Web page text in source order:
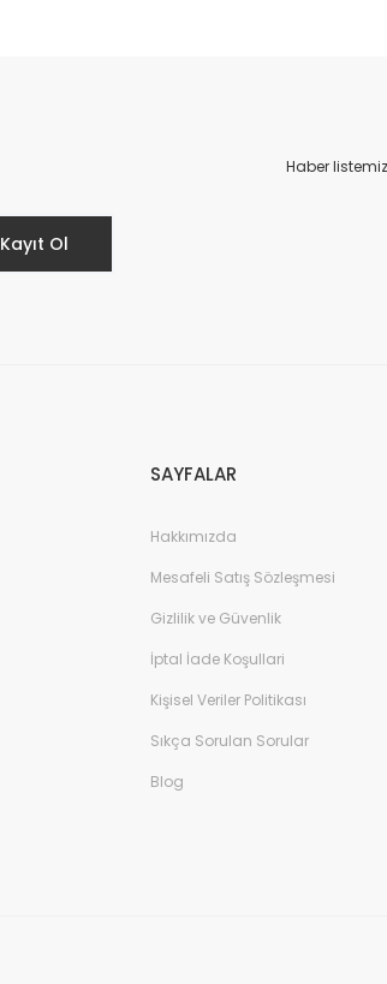
Kayıt Ol
Haber
SAYFALAR
Hakkımızda
Mesafeli Satış Sözleşmesi
Gizlilik ve Güvenlik
İptal İade Koşullari
Kişisel Veriler Politikası
Sıkça Sorulan Sorular
Blog